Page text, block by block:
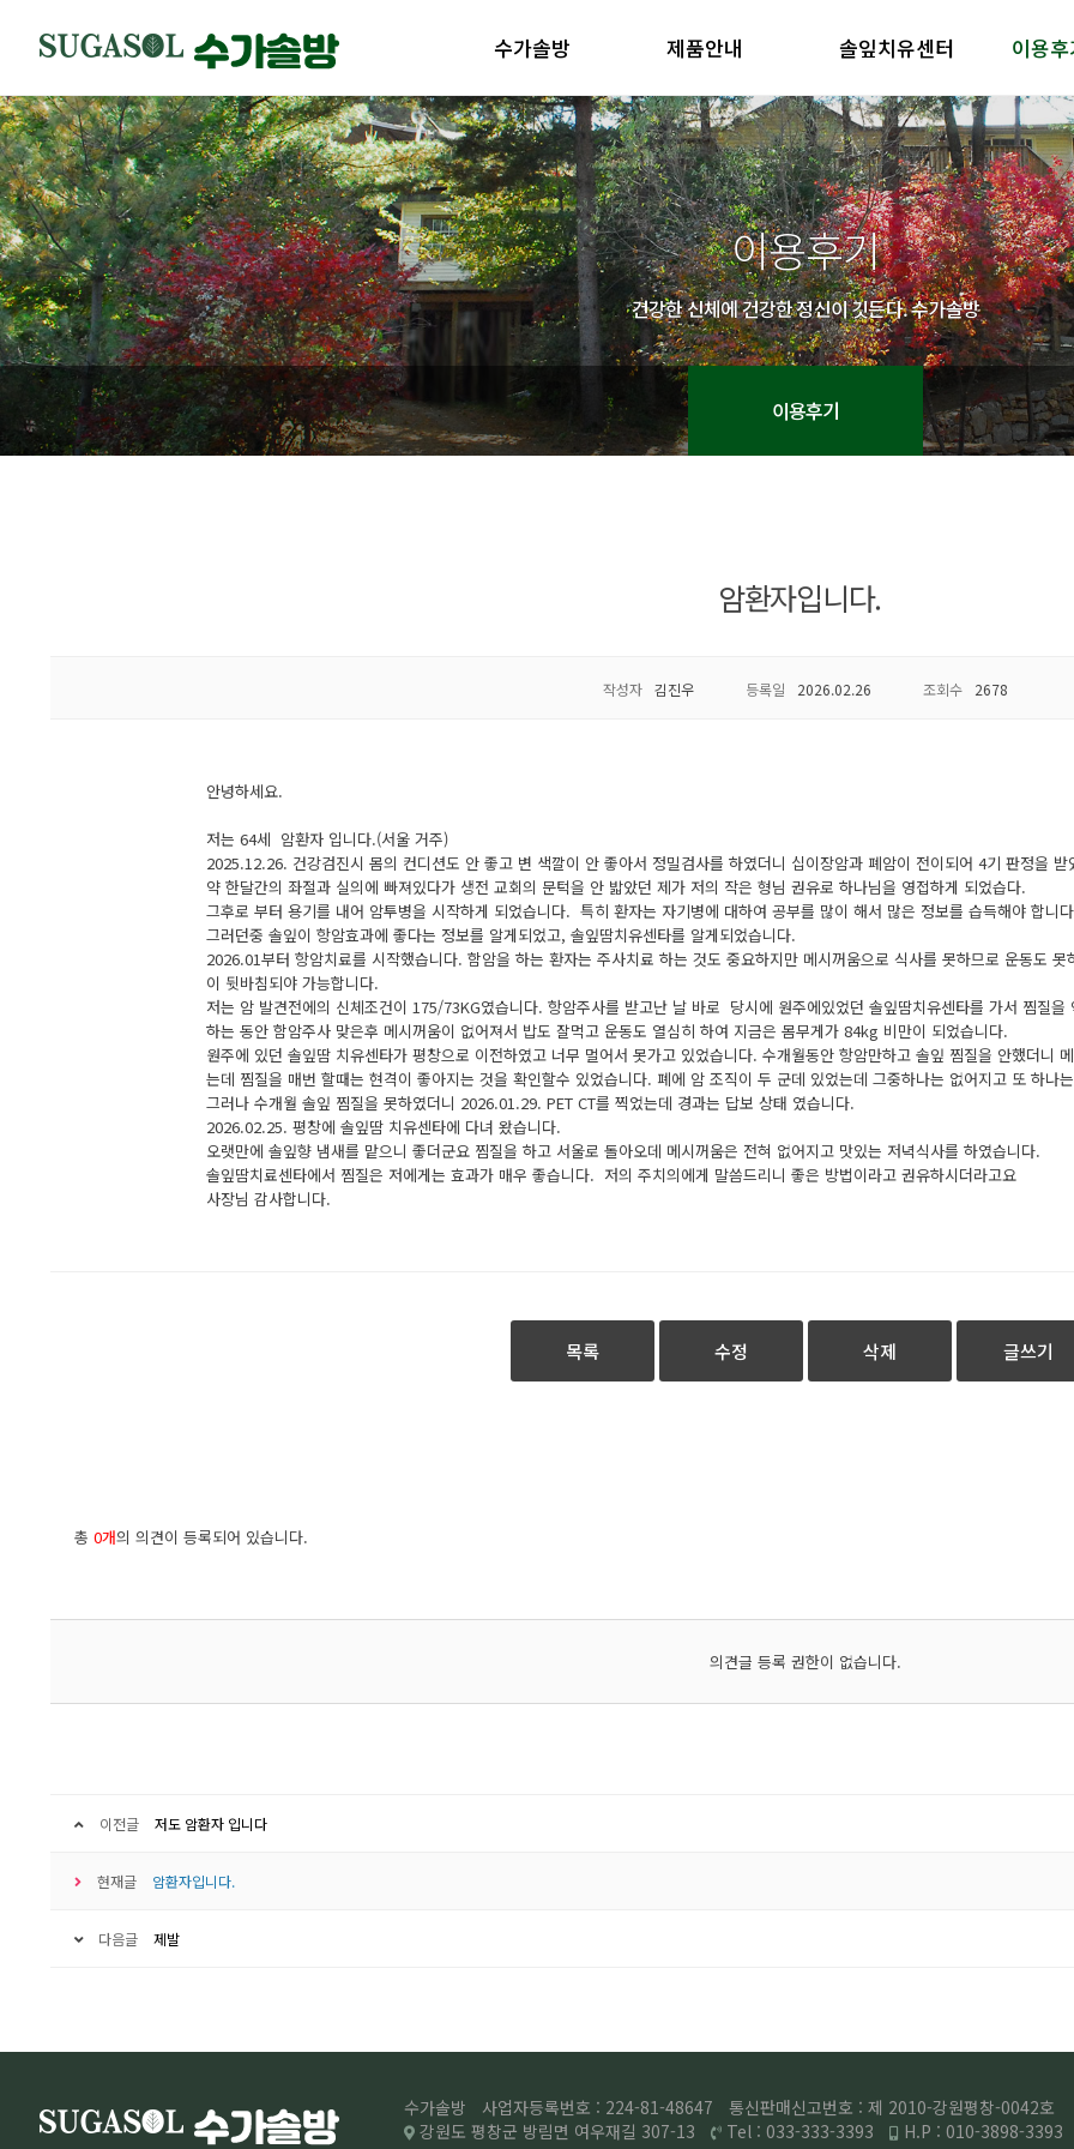
수가솔방 제품안내 솔잎치유센터 이용후
수가솔방 소개
제품철학
제품안내
제품의 특징
솔잎치유센터 이용후기
수가솔방 소개
제품안내
솔잎치유센터 이용후기
이용후기
건강한 신체에 건강한 정신이 깃든다. 수가솔방
이용후기
암환자입니다.
작성자 김진우 등록일 2026.02.26 조회수 2678
안녕하세요.
저는 64세 암환자 입니다.(서울 거주)
2025.12.26. 건강검진시 몸의 컨디션도 안 좋고 변 색깔이 안 좋아서 정밀검사를 하였더니 십이장암과 폐암이 전이되어 4기 판정을 받
약 한달간의 좌절과 실의에 빠져있다가 생전 교회의 문턱을 안 밟았던 제가 저의 작은 형님 권유로 하나님을 영접하게 되었습다.
그후로 부터 용기를 내어 암투병을 시작하게 되었습니다. 특히 환자는 자기병에 대하여 공부를 많이 해서 많은 정보를 습득해야 합니
그러던중 솔잎이 항암효과에 좋다는 정보를 알게되었고, 솔잎땀치유센타를 알게되었습니다.
2026.01부터 항암치료를 시작했습니다. 함암을 하는 환자는 주사치료 하는 것도 중요하지만 메시꺼움으로 식사를 못하므로 운동도
이 뒷바침되야 가능합니다.
저는 암 발견전에의 신체조건이 175/73KG였습니다. 항암주사를 받고난 날 바로 당시에 원주에있었던 솔잎땀치유센타를 가서 찜질
하는 동안 함암주사 맞은후 메시꺼움이 없어져서 밥도 잘먹고 운동도 열심히 하여 지금은 몸무게가 84kg 비만이 되었습니다.
원주에 있던 솔잎땀 치유센타가 평창으로 이전하였고 너무 멀어서 못가고 있었습니다. 수개월동안 항암만하고 솔잎 찜질을 안했더니
는데 찜질을 매번 할때는 현격이 좋아지는 것을 확인할수 있었습니다. 폐에 암 조직이 두 군데 있었는데 그중하나는 없어지고 또 하나
그러나 수개월 솔잎 찜질을 못하였더니 2026.01.29. PET CT를 찍었는데 경과는 답보 상태 였습니다.
2026.02.25. 평창에 솔잎땀 치유센타에 다녀 왔습니다.
오랫만에 솔잎향 냄새를 맡으니 좋더군요 찜질을 하고 서울로 돌아오데 메시꺼움은 전혀 없어지고 맛있는 저녁식사를 하였습니다.
솔잎땀치료센타에서 찜질은 저에게는 효과가 매우 좋습니다. 저의 주치의에게 말씀드리니 좋은 방법이라고 권유하시더라고요
사장님 감사합니다.
목록 수정 삭제 글쓰기
총 0개의 의견이 등록되어 있습니다.
의견글 등록 권한이 없습니다.
이전글 저도 암환자 입니다
현재글 암환자입니다.
다음글 제발
수가솔방 사업자등록번호 : 224-81-48647
통신판매신고번호 : 제 2010-강원평창-0042호
강원도 평창군 방림면 여우재길 307-13
Tel : 033-333-3393 H.P : 010-3898-3393